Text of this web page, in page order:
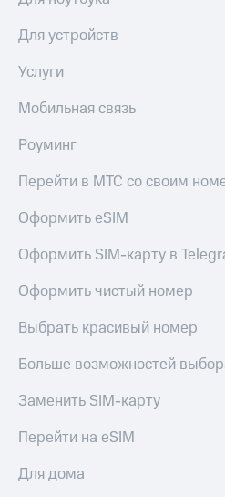
Для устройств
Услуги
Мобильная связь
Роуминг
Перейти в МТС со своим
Оформить eSIM
Оформить SIM-карту в
Оформить чистый номер
Выбрать красивый номер
Больше возможностей
Заменить SIM-карту
Перейти на eSIM
Для дома